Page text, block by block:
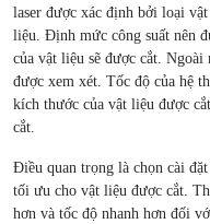
laser được xác định bởi loại
liệu. Định mức công suất nên
của vật liệu sẽ được cắt. Ngoài
được xem xét. Tốc độ của hệ
kích thước của vật liệu được
cắt.
Điều quan trọng là chọn cài
tối ưu cho vật liệu được cắt.
hơn và tốc độ nhanh hơn đối